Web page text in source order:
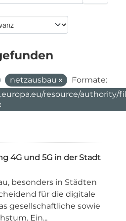
netzausbau
Formate:
resource/authority/
4G und 5G in der Stadt
besonders in Städten
für die digitale
gesellschaftliche sowie
Ein...